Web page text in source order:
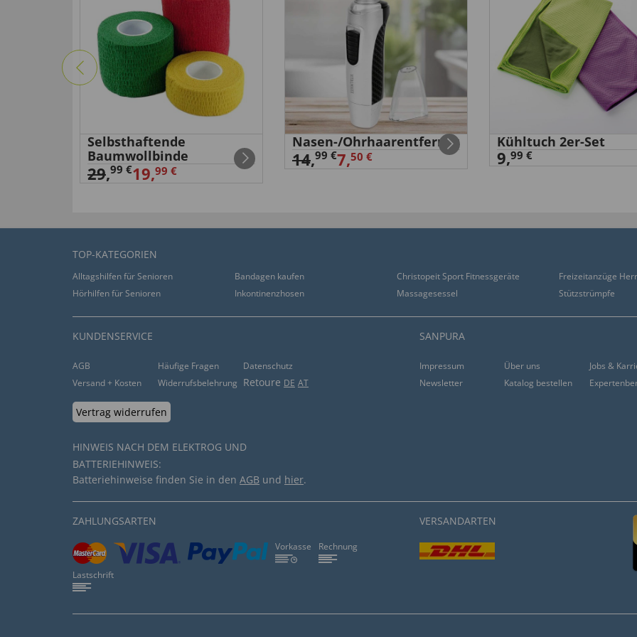
Selbsthaftende
Baumwollbinde
29,99 €19,99 €
Nasen-/Ohrhaarentferner
14,99 €7,50 €
Kühltuch 2er-Set
9,99 €
TOP-KATEGORIEN
Alltagshilfen für Senioren Bandagen kaufen Christopeit Sport Fitnessgeräte Freizeitanzüge
Hörhilfen für Senioren
Inkontinenzhosen Massagesessel Stützstrümpfe
KUNDENSERVICE
AGB Häufige Fragen
Datenschutz
Versand + Kosten
Widerrufsbelehrung Retoure DE AT
Vertrag widerrufen
HINWEIS NACH DEM ELEKTROG UND
BATTERIEHINWEIS:
Batteriehinweise finden Sie in den AGB und hier.
SANPURA
Impressum Über uns
Jobs &
Newsletter
Katalog bestellen
ZAHLUNGSARTEN
Vorkasse Rechnung
Lastschrift
VERSANDARTEN